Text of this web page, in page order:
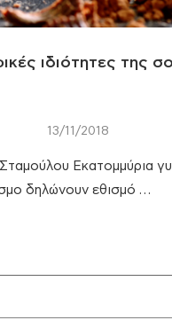
ιδιότητες της
13/11/2018
Εκατομμύρια
δηλώνουν εθισμό …